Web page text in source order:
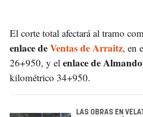
El corte total afectará al tramo
enlace deVentas de Arraitz, en
26+950, y el enlace de
kilométrico 34+950.
LAS OBRAS EN